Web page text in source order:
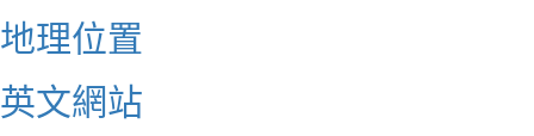
地理位置
英文網站